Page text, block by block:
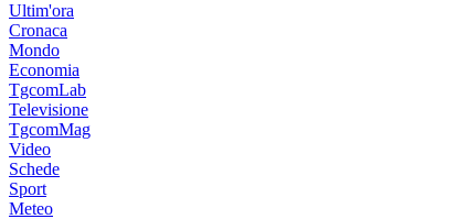
Ultim'ora
Cronaca
Mondo
Economia
TgcomLab
Televisione
TgcomMag
Video
Schede
Sport
Meteo